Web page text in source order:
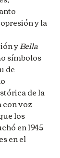
y la
y Bella
símbolos
de
de la
con voz
los
en 1945
en el